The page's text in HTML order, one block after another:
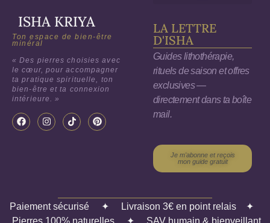
ISHA KRIYA
Ton espace de bien-être
minéral
« Des pierres choisies avec
le cœur, pour accompagner
ta pratique spirituelle, ton
bien-être et ta connexion
intérieure. »
LA LETTRE
D'ISHA
Guides lithothérapie,
rituels de saison et offres
exclusives —
directement dans ta boîte
mail.
Je m'abonne et reçois
mon guide gratuit
Paiement sécurisé ✦ Livraison 3€ en point relais ✦